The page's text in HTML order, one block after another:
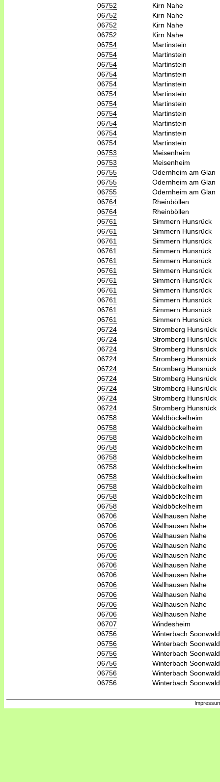
06752
Kirn Nahe
06752
Kirn Nahe
06752
Kirn Nahe
06752
Kirn Nahe
06754
Martinstein
06754
Martinstein
06754
Martinstein
06754
Martinstein
06754
Martinstein
06754
Martinstein
06754
Martinstein
06754
Martinstein
06754
Martinstein
06754
Martinstein
06754
Martinstein
06753
Meisenheim
06753
Meisenheim
06755
Odernheim am Glan
06755
Odernheim am Glan
06755
Odernheim am Glan
06764
Rheinböllen
06764
Rheinböllen
06761
Simmern Hunsrück
06761
Simmern Hunsrück
06761
Simmern Hunsrück
06761
Simmern Hunsrück
06761
Simmern Hunsrück
06761
Simmern Hunsrück
06761
Simmern Hunsrück
06761
Simmern Hunsrück
06761
Simmern Hunsrück
06761
Simmern Hunsrück
06761
Simmern Hunsrück
06724
Stromberg Hunsrück
06724
Stromberg Hunsrück
06724
Stromberg Hunsrück
06724
Stromberg Hunsrück
06724
Stromberg Hunsrück
06724
Stromberg Hunsrück
06724
Stromberg Hunsrück
06724
Stromberg Hunsrück
06724
Stromberg Hunsrück
06758
Waldböckelheim
06758
Waldböckelheim
06758
Waldböckelheim
06758
Waldböckelheim
06758
Waldböckelheim
06758
Waldböckelheim
06758
Waldböckelheim
06758
Waldböckelheim
06758
Waldböckelheim
06758
Waldböckelheim
06706
Wallhausen Nahe
06706
Wallhausen Nahe
06706
Wallhausen Nahe
06706
Wallhausen Nahe
06706
Wallhausen Nahe
06706
Wallhausen Nahe
06706
Wallhausen Nahe
06706
Wallhausen Nahe
06706
Wallhausen Nahe
06706
Wallhausen Nahe
06706
Wallhausen Nahe
06707
Windesheim
06756
Winterbach Soonwald
06756
Winterbach Soonwald
06756
Winterbach Soonwald
06756
Winterbach Soonwald
06756
Winterbach Soonwald
06756
Winterbach Soonwald